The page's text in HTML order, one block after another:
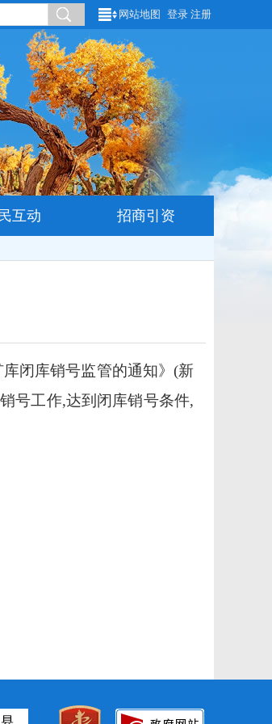
网站地图 登录 注册
互动 招商引资
闭库销号监管的通知》 (新
号工作,达到闭库销号条件,